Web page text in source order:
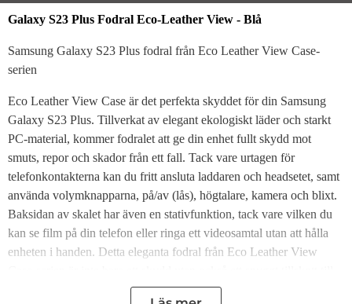
Produktbeskrivning
Galaxy S23 Plus Fodral Eco-Leather View - Blå
Samsung Galaxy S23 Plus fodral från Eco Leather View Case-
serien
Eco Leather View Case är det perfekta skyddet för din Samsung
Galaxy S23 Plus. Tillverkat av elegant ekologiskt läder och starkt
PC-material, kommer fodralet att ge din enhet fullt skydd mot
smuts, repor och skador från ett fall. Tack vare urtagen för
telefonkontakterna kan du fritt ansluta laddaren och headsetet, samt
använda volymknapparna, på/av (lås), högtalare, kamera och blixt.
Baksidan av skalet har även en stativfunktion, tack vare vilken du
kan se film på din telefon eller ringa ett videosamtal utan att hålla
enheten i handen. Detta eleganta fodral från Eco Leather View